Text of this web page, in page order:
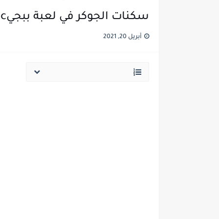
سكنات الجوكر في لعبة ببجيc|| الموسم 12 وتحديث 0.18.0
أبريل 20, 2021